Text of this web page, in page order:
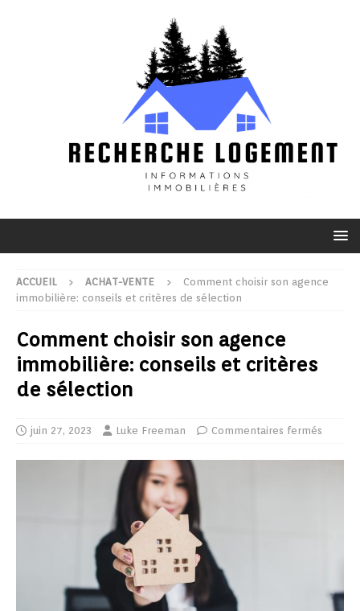
ACCUEIL ACHAT-VENTE
Comment choisir son agence
immobilière: conseils et critères de sélection
Comment choisir son agence
immobilière: conseils et critères
de sélection
juin 27, 2023 Luke Freeman Commentaires fermés